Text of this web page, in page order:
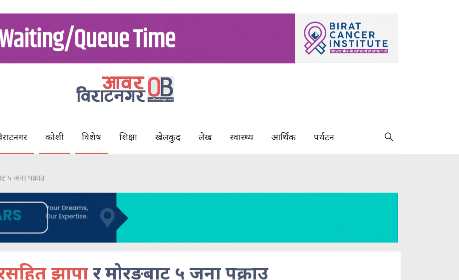
कोशी विशेष शिक्षा खेलकुद लेख स्वास्थ्य आर्थिक पर्यटन
५ जना पक्राउ
झापार मोरङबाट ५ जना पक्राउ